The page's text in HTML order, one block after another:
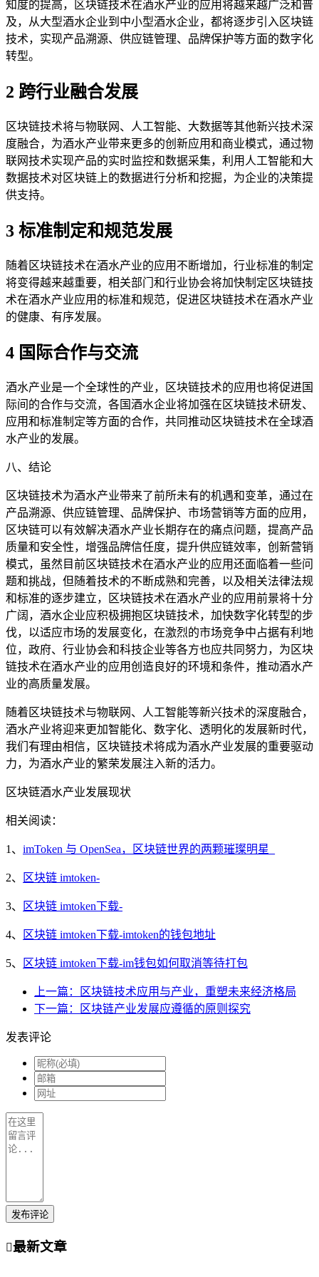
知度的提高，区块链技术在酒水产业的应用将越来越广泛和普
及，从大型酒水企业到中小型酒水企业，都将逐步引入区块链
技术，实现产品溯源、供应链管理、品牌保护等方面的数字化
转型。
2 跨行业融合发展
区块链技术将与物联网、人工智能、大数据等其他新兴技术深
度融合，为酒水产业带来更多的创新应用和商业模式，通过物
联网技术实现产品的实时监控和数据采集，利用人工智能和大
数据技术对区块链上的数据进行分析和挖掘，为企业的决策提
供支持。
3 标准制定和规范发展
随着区块链技术在酒水产业的应用不断增加，行业标准的制定
将变得越来越重要，相关部门和行业协会将加快制定区块链技
术在酒水产业应用的标准和规范，促进区块链技术在酒水产业
的健康、有序发展。
4 国际合作与交流
酒水产业是一个全球性的产业，区块链技术的应用也将促进国
际间的合作与交流，各国酒水企业将加强在区块链技术研发、
应用和标准制定等方面的合作，共同推动区块链技术在全球酒
水产业的发展。
八、结论
区块链技术为酒水产业带来了前所未有的机遇和变革，通过在
产品溯源、供应链管理、品牌保护、市场营销等方面的应用，
区块链可以有效解决酒水产业长期存在的痛点问题，提高产品
质量和安全性，增强品牌信任度，提升供应链效率，创新营销
模式，虽然目前区块链技术在酒水产业的应用还面临着一些问
题和挑战，但随着技术的不断成熟和完善，以及相关法律法规
和标准的逐步建立，区块链技术在酒水产业的应用前景将十分
广阔，酒水企业应积极拥抱区块链技术，加快数字化转型的步
伐，以适应市场的发展变化，在激烈的市场竞争中占据有利地
位，政府、行业协会和科技企业等各方也应共同努力，为区块
链技术在酒水产业的应用创造良好的环境和条件，推动酒水产
业的高质量发展。
随着区块链技术与物联网、人工智能等新兴技术的深度融合，
酒水产业将迎来更加智能化、数字化、透明化的发展新时代，
我们有理由相信，区块链技术将成为酒水产业发展的重要驱动
力，为酒水产业的繁荣发展注入新的活力。
区块链酒水产业发展现状
相关阅读：
1、 imToken 与 OpenSea，区块链世界的两颗璀璨明星_
2、 区块链 imtoken-
3、 区块链 imtoken下载-
4、 区块链 imtoken下载-imtoken的钱包地址
5、 区块链 imtoken下载-im钱包如何取消等待打包
上一篇：区块链技术应用与产业，重塑未来经济格局
下一篇：区块链产业发展应遵循的原则探究
发表评论
发布评论
最新文章